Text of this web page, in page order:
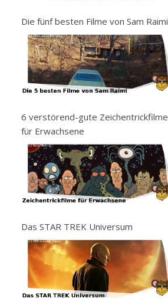
Die fünf besten Filme von Sam Raimi
6 verstörend-gute Zeichentrickfilme
für Erwachsene
Das STAR TREK Universum